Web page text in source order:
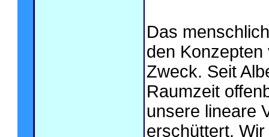
Das
den Konzepten
Zweck. Seit
Raumzeit
unsere lineare
erschüttert.